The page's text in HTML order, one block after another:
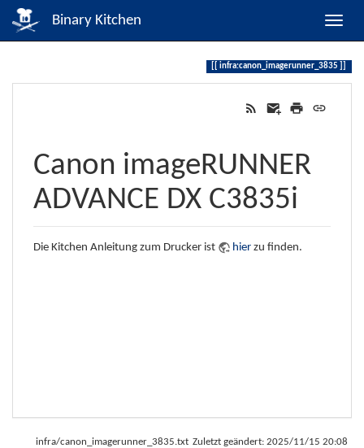
Binary Kitchen
infra:canon_imagerunner_3835
Canon imageRUNNER
ADVANCE DX C3835i
Die Kitchen Anleitung zum Drucker ist hier zu finden.
infra/canon_imagerunner_3835.txt Zuletzt geändert: 2025/11/15 20:08